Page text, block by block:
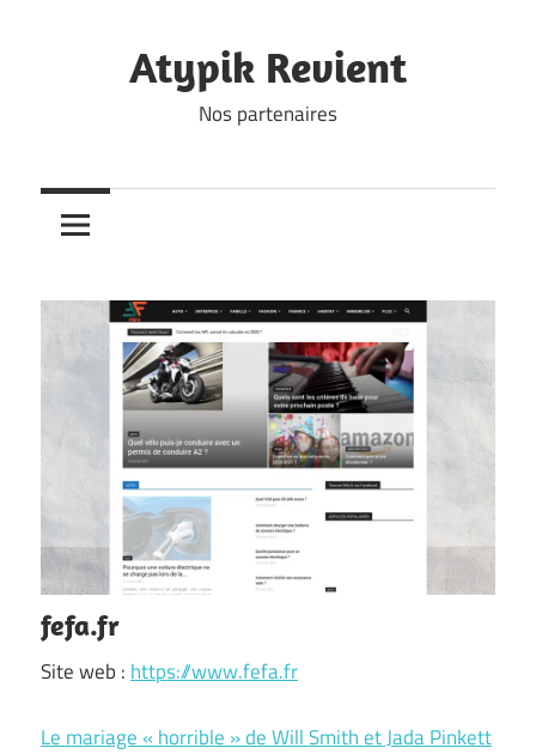
Atypik Revient
Nos partenaires
fefa.fr
Site web : https://www.fefa.fr
Le mariage « horrible » de Will Smith et Jada Pinkett